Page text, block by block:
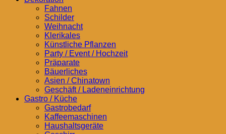
Fahnen
Schilder
Weihnacht
Klerikales
Künstliche Pflanzen
Party / Event / Hochzeit
Präparate
Bäuerliches
Asien / Chinatown
Geschäft / Ladeneinrichtung
Gastro / Küche
Gastrobedarf
Kaffeemaschinen
Haushaltsgeräte